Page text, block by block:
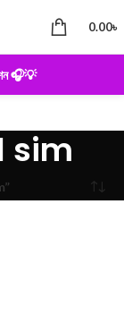
0.00৳
🎧💡
sim